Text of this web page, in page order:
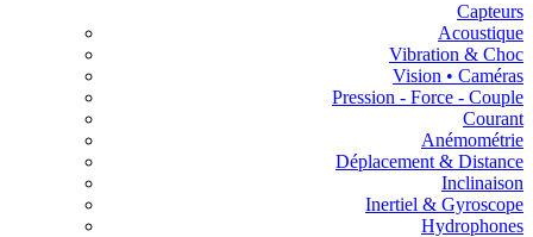
Capteurs
Acoustique
Vibration & Choc
Vision • Caméras
Pression - Force - Couple
Courant
Anémométrie
Déplacement & Distance
Inclinaison
Inertiel & Gyroscope
Hydrophones